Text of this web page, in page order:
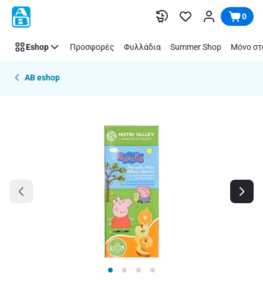
Παράλειψη 0
Eshop Προσφορές Φυλλάδια Summer Shop Μόνο
AB eshop